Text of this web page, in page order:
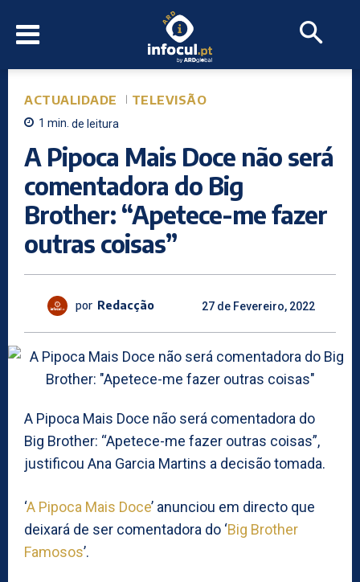
ACTUALIDADE TELEVISÃO
1 min. de leitura
A Pipoca Mais Doce não será
comentadora do Big
Brother: “Apetece-me fazer
outras coisas”
por Redacção 27 de Fevereiro, 2022
A Pipoca Mais Doce não será comentadora do
Big Brother: “Apetece-me fazer outras coisas”,
justificou Ana Garcia Martins a decisão tomada.
‘A Pipoca Mais Doce’ anunciou em directo que
deixará de ser comentadora do ‘Big Brother
Famosos’.